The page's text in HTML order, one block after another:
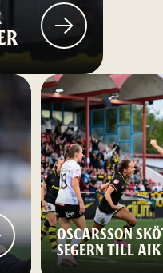
OSCARSSON
SEGERN TILL AIK